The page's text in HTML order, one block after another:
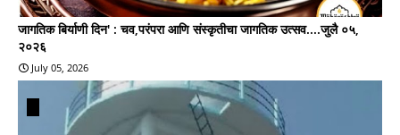
जागतिक बिर्याणी दिन' : चव,परंपरा आणि संस्कृतीचा जागतिक उत्सव....जुलै ०५,
२०२६
July 05, 2026